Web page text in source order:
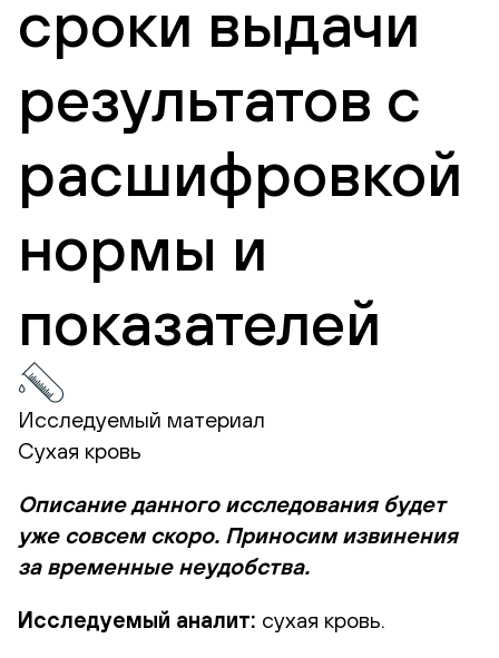
сроки выдачи
результатов с
расшифровкой
нормы и
показателей
Исследуемый материал
Сухая кровь
Описание данного исследования будет
уже совсем скоро. Приносим извинения
за временные неудобства.
Исследуемый аналит: сухая кровь.